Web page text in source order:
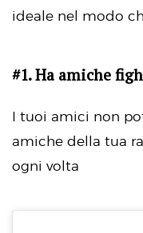
ideale nel modo
#1. Ha amiche
I tuoi amici non
amiche della tua
ogni volta